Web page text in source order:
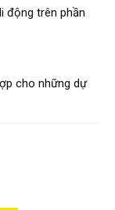
động trên phần
cho những dự